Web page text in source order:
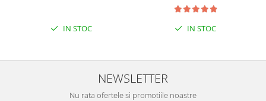
IN STOC IN STOC
NEWSLETTER
Nu rata ofertele si promotiile noastre